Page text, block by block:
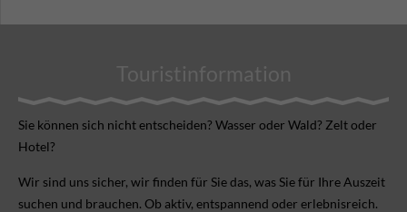
Touristinformation
Sie können sich nicht ent­scheiden? Wasser oder Wald? Zelt oder
Hotel?
Wir sind uns sicher, wir finden für Sie das, was Sie für Ihre Aus­zeit
suchen und brauchen. Ob aktiv, ent­spannend oder erlebnis­reich.